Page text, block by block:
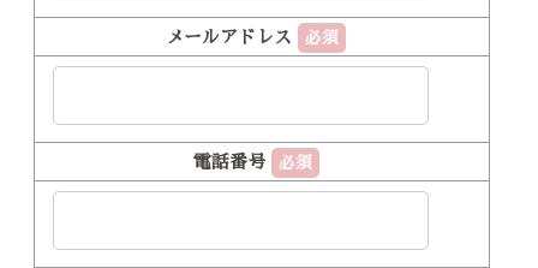
メールアドレス 必須
電話番号 必須